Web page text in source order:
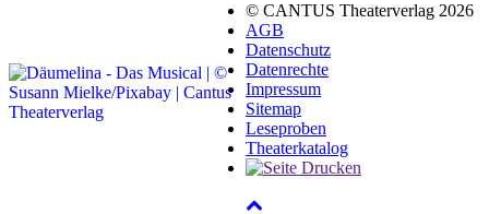
© CANTUS Theaterverlag 2026
AGB
Datenschutz
Datenrechte
Impressum
Sitemap
Leseproben
Theaterkatalog